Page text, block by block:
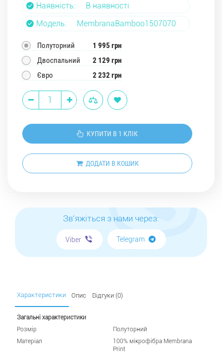
Наявність:
В наявності
Модель:
МembranаBamboo1507070
Полуторний
1 995 грн
Двоспальний
2 129 грн
Євро
2 232 грн
КУПИТИ В 1 КЛІК
ДОДАТИ В КОШИК
Зв'яжіться з нами через:
Viber Telegram
Характеристики Опис Відгуки (0)
Загальні характеристики
Розмір
Полуторний
Матеріал
100% мікрофібра Membrana
Print